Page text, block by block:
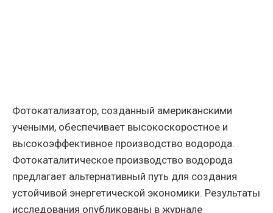
Фотокатализатор, созданный американскими
учеными, обеспечивает высокоскоростное и
высокоэффективное производство водорода.
Фотокаталитическое производство водорода
предлагает альтернативный путь для создания
устойчивой энергетической экономики. Результаты
исследования опубликованы в журнале